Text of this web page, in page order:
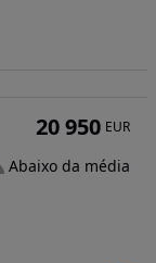
20 950 EUR
Abaixo da média